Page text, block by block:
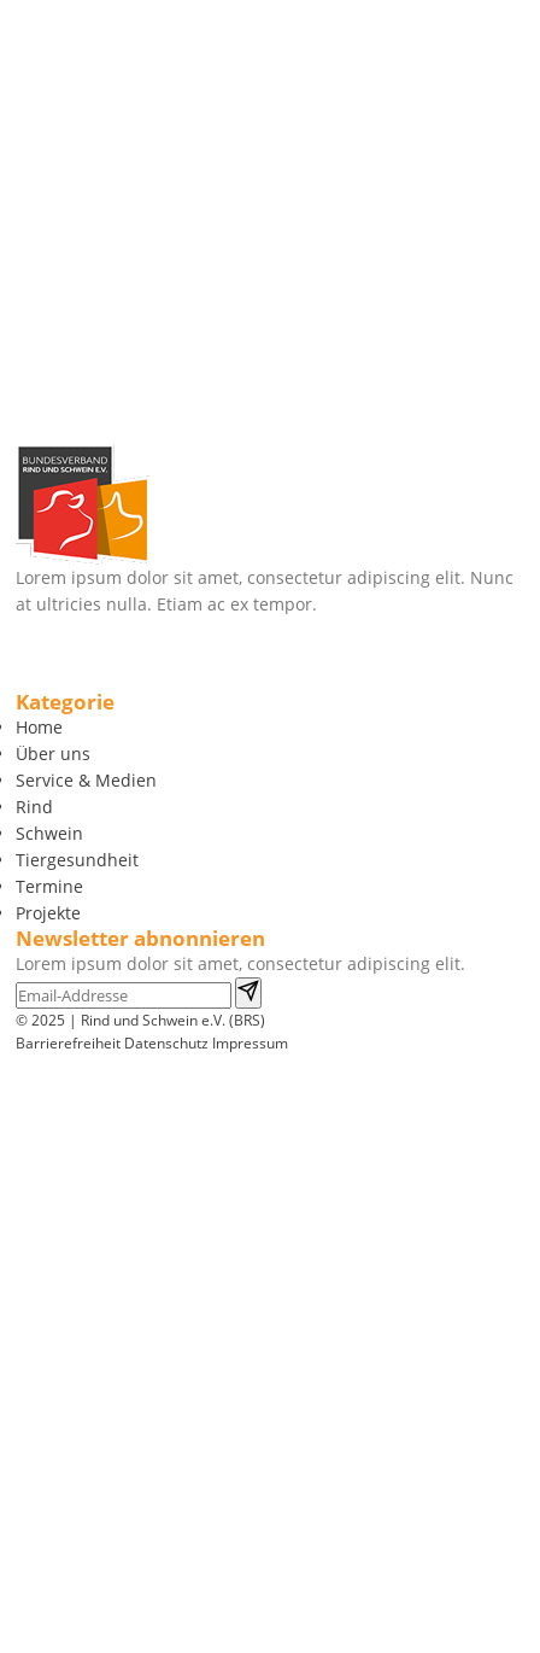
Lorem ipsum dolor sit amet, consectetur adipiscing elit. Nunc
at ultricies nulla. Etiam ac ex tempor.
Kategorie
Home
Über uns
Service & Medien
Rind
Schwein
Tiergesundheit
Termine
Projekte
Newsletter abnonnieren
Lorem ipsum dolor sit amet, consectetur adipiscing elit.
© 2025 | Rind und Schwein e.V. (BRS)
Barrierefreiheit Datenschutz Impressum